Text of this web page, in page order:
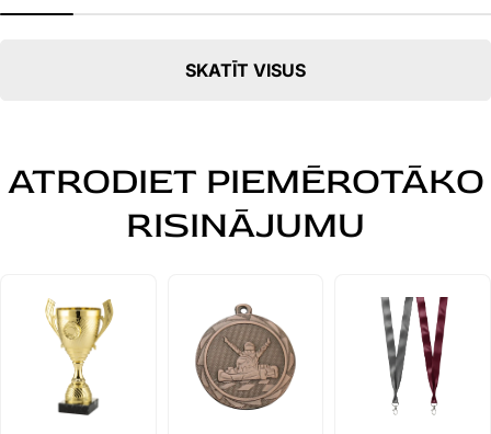
SKATĪT VISUS
ATRODIET PIEMĒROTĀKO
RISINĀJUMU